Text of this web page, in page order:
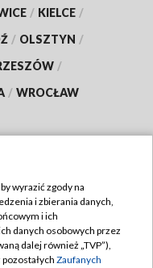
/ KIELCE /
/ OLSZTYN /
/
/ WROCŁAW
wyrazić zgody na
i zbierania danych,
i ich
danych osobowych przez
dalej również „TVP”),
pozostałych Zaufanych